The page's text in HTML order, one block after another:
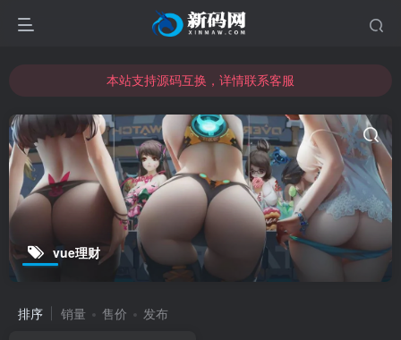
本站支持源码互换，详情联系客服
本站支持源码互换，详情联系客服
vue理财
排序 销量 售价 发布